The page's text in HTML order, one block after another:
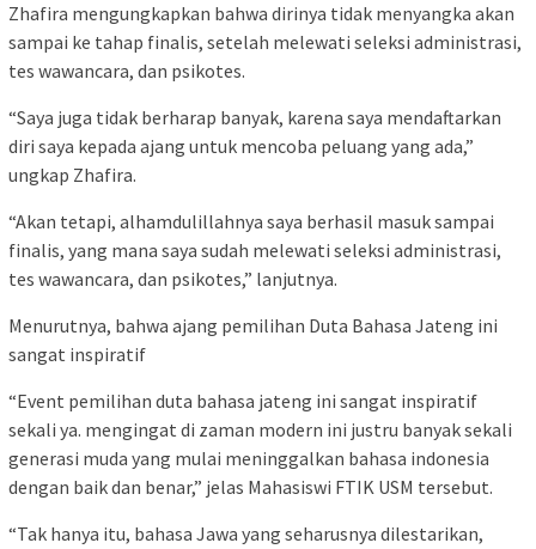
Zhafira mengungkapkan bahwa dirinya tidak menyangka akan
sampai ke tahap finalis, setelah melewati seleksi administrasi,
tes wawancara, dan psikotes.
“Saya juga tidak berharap banyak, karena saya mendaftarkan
diri saya kepada ajang untuk mencoba peluang yang ada,”
ungkap Zhafira.
“Akan tetapi, alhamdulillahnya saya berhasil masuk sampai
finalis, yang mana saya sudah melewati seleksi administrasi,
tes wawancara, dan psikotes,” lanjutnya.
Menurutnya, bahwa ajang pemilihan Duta Bahasa Jateng ini
sangat inspiratif
“Event pemilihan duta bahasa jateng ini sangat inspiratif
sekali ya. mengingat di zaman modern ini justru banyak sekali
generasi muda yang mulai meninggalkan bahasa indonesia
dengan baik dan benar,” jelas Mahasiswi FTIK USM tersebut.
“Tak hanya itu, bahasa Jawa yang seharusnya dilestarikan,